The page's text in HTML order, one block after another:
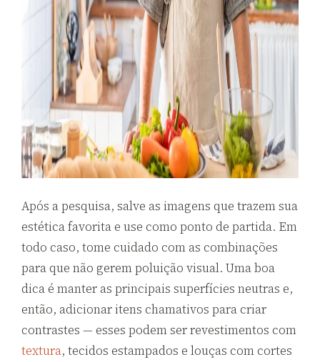
Após a pesquisa, salve as imagens que trazem sua
estética favorita e use como ponto de partida. Em
todo caso, tome cuidado com as combinações
para que não gerem poluição visual. Uma boa
dica é manter as principais superfícies neutras e,
então, adicionar itens chamativos para criar
contrastes — esses podem ser revestimentos com
textura, tecidos estampados e louças com cortes